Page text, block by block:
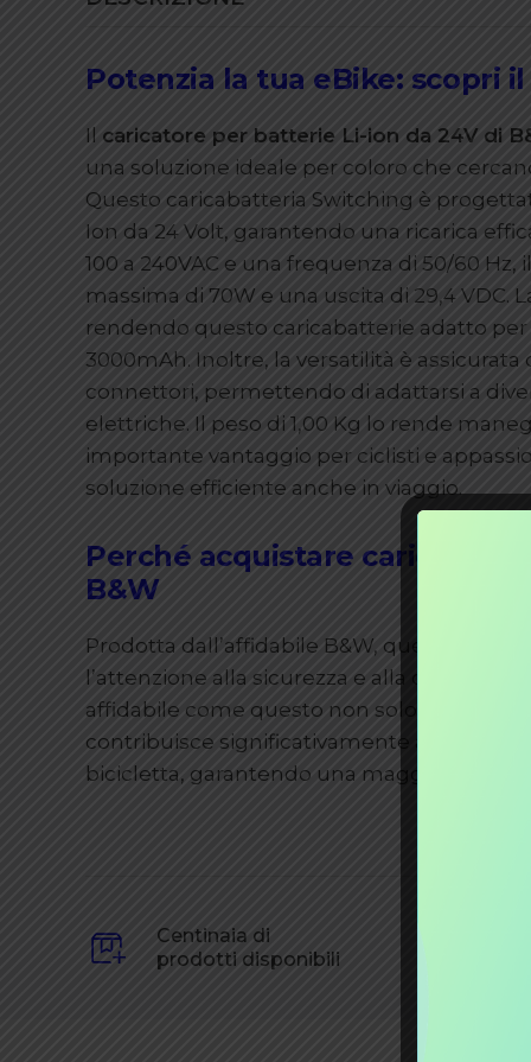
Potenzia la tua eBike: scopri
Il caricatore per batterie Li-ion da 24V di
una soluzione ideale per coloro che
Questo caricabatteria Switching è
Ion da 24 Volt, garantendo una ricarica
100 a 240VAC e una frequenza di 50/60
massima di 70W e una uscita di 29,4 VDC.
rendendo questo caricabatterie adatto
3000mAh. Inoltre, la versatilità è
connettori, permettendo di adattarsi a
elettriche. Il peso di 1,00 Kg lo rende
importante vantaggio per ciclisti e
soluzione efficiente anche in viaggio.
Perché acquistare caricatore
B&W
Prodotta dall’affidabile B&W, questa
l’attenzione alla sicurezza e alla durabilità
affidabile come questo non solo assicura
contribuisce significativamente a
bicicletta, garantendo una maggiore
Centinaia di
prodotti disponibili